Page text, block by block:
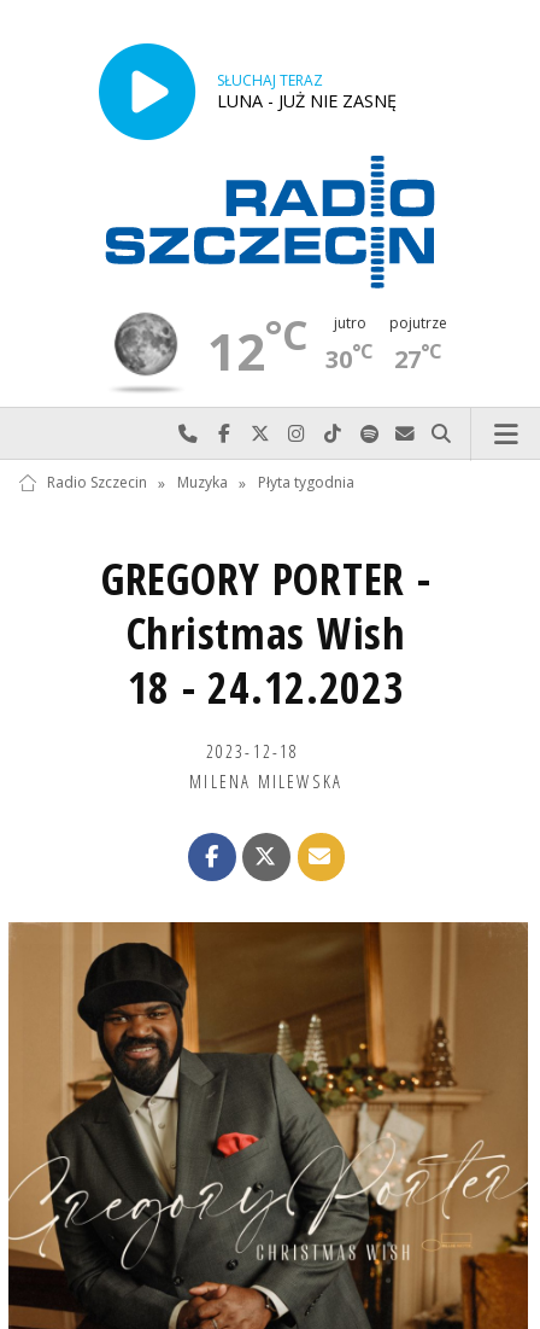
SŁUCHAJ TERAZ
LUNA - JUŻ NIE ZASNĘ
12°C jutro
30°C
pojutrze
27°C
Najlepiej po prostu do nas zadzwoń
Odwiedź nas na Facebook-u
Odwiedź nas na X
Odwiedź nas na Instagram-ie
Odwiedź nas na TikTok-u
Szukaj nas na Spotify
Wyślij do nas
Szukaj
Radio Szczecin » Muzyka » Płyta tygodnia
GREGORY PORTER -
Christmas Wish
18 - 24.12.2023
2023-12-18
MILENA MILEWSKA